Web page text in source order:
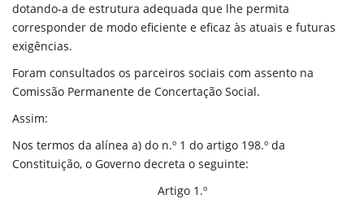
dotando-a de estrutura adequada que lhe permita
corresponder de modo eficiente e eficaz às atuais e futuras
exigências.
Foram consultados os parceiros sociais com assento na
Comissão Permanente de Concertação Social.
Assim:
Nos termos da alínea a) do n.º 1 do artigo 198.º da
Constituição, o Governo decreta o seguinte:
Artigo 1.º